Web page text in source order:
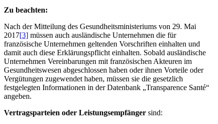
Zu beachten:
Nach der Mitteilung des Gesundheitsministeriums von 29. Mai
2017[3] müssen auch ausländische Unternehmen die für
französische Unternehmen geltenden Vorschriften einhalten und
damit auch diese Erklärungspflicht einhalten. Sobald ausländische
Unternehmen Vereinbarungen mit französischen Akteuren im
Gesundheitswesen abgeschlossen haben oder ihnen Vorteile oder
Vergütungen zugewendet haben, müssen sie die gesetzlich
festgelegten Informationen in der Datenbank „Transparence Santé“
angeben.
Vertragsparteien oder Leistungsempfänger sind: